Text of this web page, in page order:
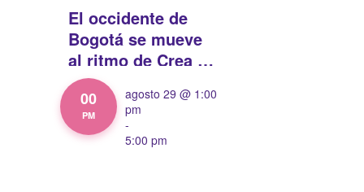
00
PM
agosto 29 @ 1:00
pm
-
5:00 pm
El occidente de
Bogotá se mueve
al ritmo de Crea en
Movimiento en el
Parque Villaluz